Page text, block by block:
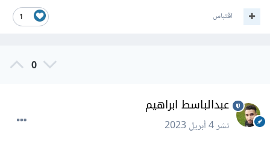
1 اقتباس
0
عبدالباسط ابراهيم
نشر4 أبريل 2023